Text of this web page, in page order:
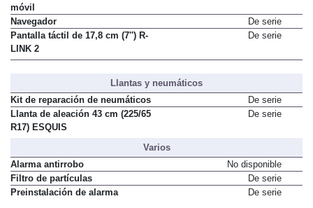
móvil
Navegador
De serie
Pantalla táctil de 17,8 cm (7'') R-
LINK 2
De serie
Llantas y neumáticos
Kit de reparación de neumáticos
De serie
Llanta de aleación 43 cm (225/65
R17) ESQUIS
De serie
Varios
Alarma antirrobo
No disponible
Filtro de partículas
De serie
Preinstalación de alarma
De serie